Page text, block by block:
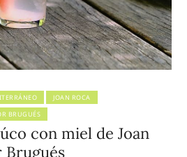
JOAN ROCA
BRUGUÉS
con miel de Joan
Brugués